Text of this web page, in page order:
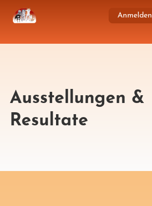
Anmelden
Ausstellungen &
Resultate